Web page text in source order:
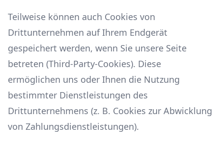
Teilweise können auch Cookies von
Drittunternehmen auf Ihrem Endgerät
gespeichert werden, wenn Sie unsere Seite
betreten (Third-Party-Cookies). Diese
ermöglichen uns oder Ihnen die Nutzung
bestimmter Dienstleistungen des
Drittunternehmens (z. B. Cookies zur Abwicklung
von Zahlungsdienstleistungen).